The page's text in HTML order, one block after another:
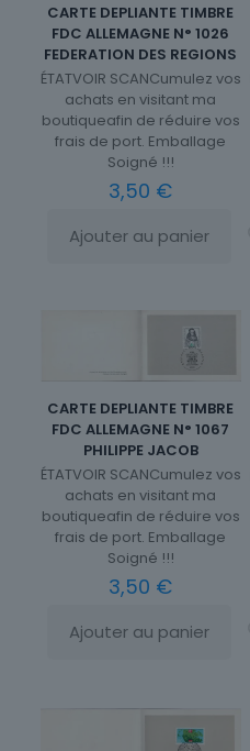
CARTE DEPLIANTE TIMBRE
FDC ALLEMAGNE N° 1026
FEDERATION DES REGIONS
ÉTATVOIR SCANCumulez vos
achats en visitant ma
boutiqueafin de réduire vos
frais de port. Emballage
Soigné !!!
3,50 €
Ajouter au panier
CARTE DEPLIANTE TIMBRE
FDC ALLEMAGNE N° 1067
PHILIPPE JACOB
ÉTATVOIR SCANCumulez vos
achats en visitant ma
boutiqueafin de réduire vos
frais de port. Emballage
Soigné !!!
3,50 €
Ajouter au panier